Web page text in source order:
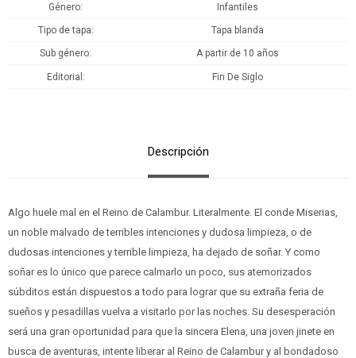
Género Infantiles
Tipo de tapa Tapa blanda
Sub género A partir de 10 años
Editorial Fin De Siglo
Descripción
Algo huele mal en el Reino de Calambur. Literalmente. El conde Miserias,
un noble malvado de terribles intenciones y dudosa limpieza, o de
dudosas intenciones y terrible limpieza, ha dejado de soñar. Y como
soñar es lo único que parece calmarlo un poco, sus atemorizados
súbditos están dispuestos a todo para lograr que su extraña feria de
sueños y pesadillas vuelva a visitarlo por las noches. Su desesperación
será una gran oportunidad para que la sincera Elena, una joven jinete en
busca de aventuras, intente liberar al Reino de Calambur y al bondadoso